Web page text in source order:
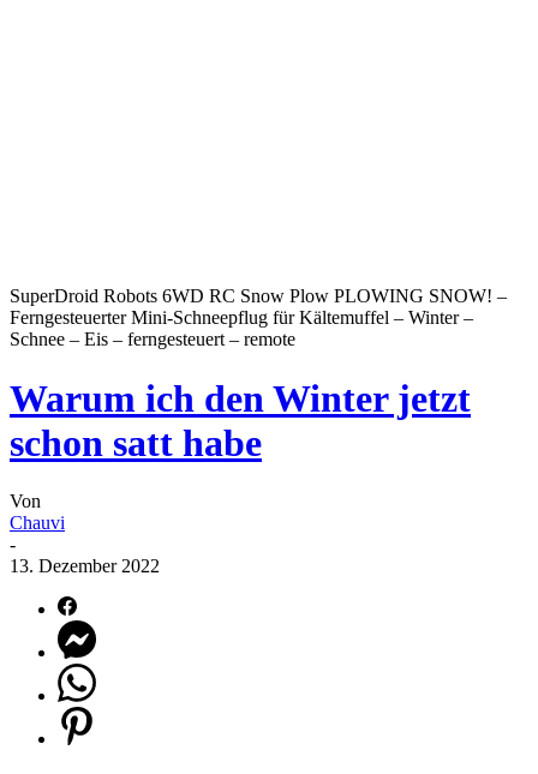
SuperDroid Robots 6WD RC Snow Plow PLOWING SNOW! –
Ferngesteuerter Mini-Schneepflug für Kältemuffel – Winter –
Schnee – Eis – ferngesteuert – remote
Warum ich den Winter jetzt
schon satt habe
Von
Chauvi
-
13. Dezember 2022